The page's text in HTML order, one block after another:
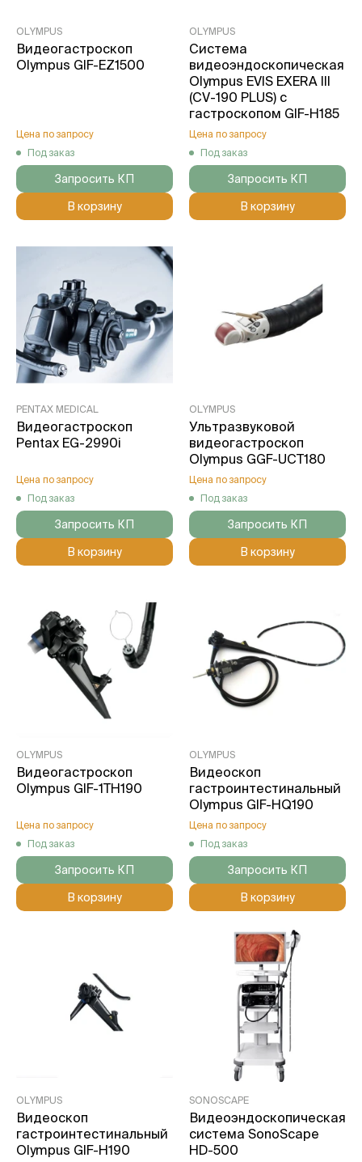
OLYMPUS
Видеогастроскоп
Olympus GIF-EZ1500
Цена по запросу
Под заказ
Запросить КП
В корзину
OLYMPUS
Система
видеоэндоскопическая
Olympus EVIS EXERA III
(CV-190 PLUS) с
гастроскопом GIF-H185
Цена по запросу
Под заказ
Запросить КП
В корзину
PENTAX MEDICAL
Видеогастроскоп
Pentax EG-2990i
Цена по запросу
Под заказ
Запросить КП
В корзину
OLYMPUS
Ультразвуковой
видеогастроскоп
Olympus GGF-UCT180
Цена по запросу
Под заказ
Запросить КП
В корзину
OLYMPUS
Видеогастроскоп
Olympus GIF-1TH190
Цена по запросу
Под заказ
Запросить КП
В корзину
OLYMPUS
Видеоскоп
гастроинтестинальный
Olympus GIF-HQ190
Цена по запросу
Под заказ
Запросить КП
В корзину
OLYMPUS
Видеоскоп
гастроинтестинальный
Olympus GIF-H190
SONOSCAPE
Видеоэндоскопическая
система SonoScape
HD-500